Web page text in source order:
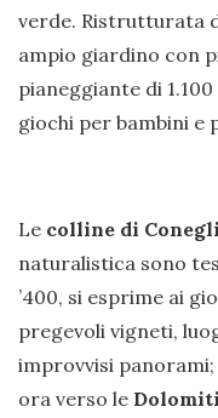
verde. Ristrutturata
ampio giardino con
pianeggiante di
giochi per bambini e
Le colline di
naturalistica sono
’400, si esprime ai
pregevoli vigneti,
improvvisi panorami;
ora verso le